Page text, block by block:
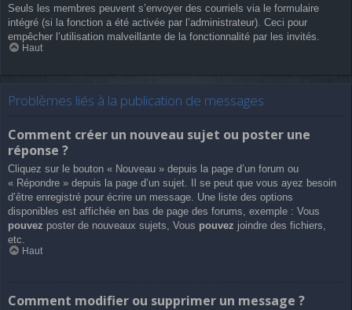
Seuls les membres peuvent s’envoyer des courriels via le formulaire
intégré (si la fonction a été activée par l’administrateur). Ceci pour
empêcher l’utilisation malveillante de la fonctionnalité par les invités.
Haut
Problèmes liés à la publication de messages
Comment créer un nouveau sujet ou poster une
réponse ?
Cliquez sur le bouton « Nouveau » depuis la page d’un forum ou
« Répondre » depuis la page d’un sujet. Il se peut que vous ayez besoin
d’être enregistré pour écrire un message. Une liste des options
disponibles est affichée en bas de page des forums, exemple : Vous
pouvez poster de nouveaux sujets, Vous pouvez joindre des fichiers,
etc.
Haut
Comment modifier ou supprimer un message ?